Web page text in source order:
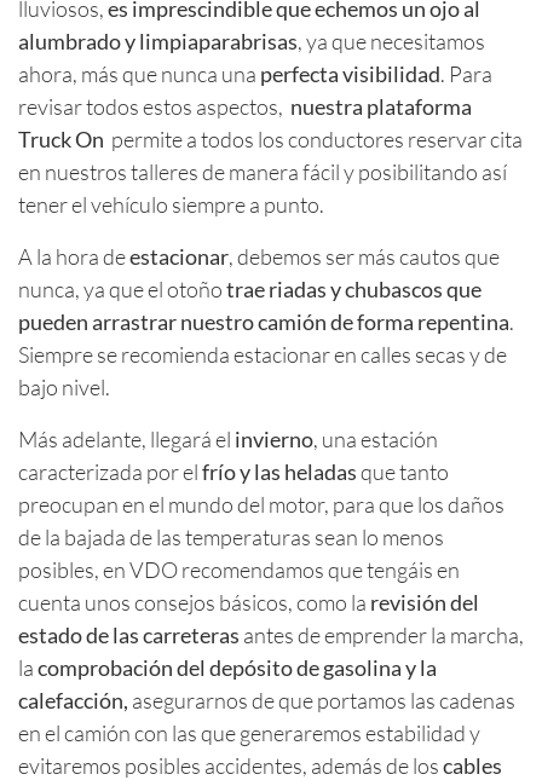
lluviosos,es imprescindible que echemos un ojo al
alumbrado y limpiaparabrisas, ya que necesitamos
ahora, más que nunca una perfecta visibilidad. Para
revisar todos estos aspectos, nuestra plataforma
Truck On permite a todos los conductores reservar cita
en nuestros talleres de manera fácil y posibilitando así
tener el vehículo siempre a punto.
A la hora deestacionar, debemos ser más cautos que
nunca, ya que el otoñotrae riadas y chubascos que
pueden arrastrar nuestro camión de forma repentina.
Siempre se recomienda estacionar en calles secas y de
bajo nivel.
Más adelante, llegará el invierno, una estación
caracterizada por elfrío y las heladasque tanto
preocupan en el mundo del motor, para que los daños
de la bajada de las temperaturas sean lo menos
posibles, en VDO recomendamos que tengáis en
cuenta unos consejos básicos, como la revisión del
estado de las carreteras antes de emprender la marcha,
lacomprobación del depósito de gasolina y la
calefacción, asegurarnos de que portamos las cadenas
en el camión con las que generaremos estabilidad y
evitaremos posibles accidentes, además de loscables